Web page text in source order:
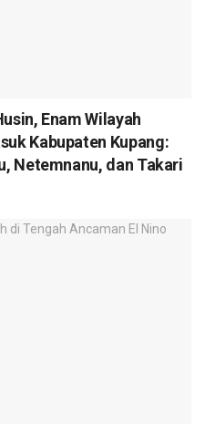
Enam Wilayah
Kabupaten Kupang:
Netemnanu, dan Takari